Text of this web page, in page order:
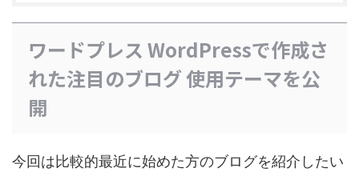
ワードプレス WordPressで作成さ
れた注目のブログ 使用テーマを公
開
今回は比較的最近に始めた方のブログを紹介したい